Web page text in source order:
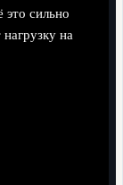
это сильно
на